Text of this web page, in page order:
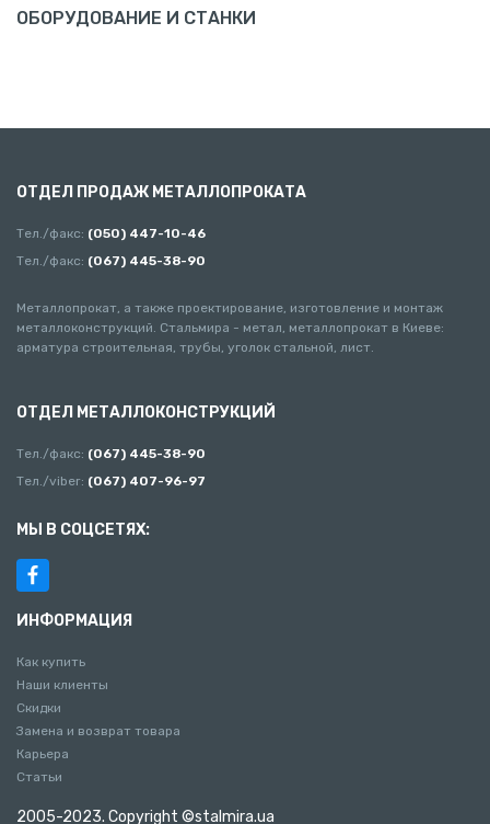
ОБОРУДОВАНИЕ И СТАНКИ
ОТДЕЛ ПРОДАЖ МЕТАЛЛОПРОКАТА
Тел./факс: (050) 447-10-46
Тел./факс: (067) 445-38-90
Металлопрокат, а также проектирование, изготовление и монтаж
металлоконструкций. Стальмира - метал, металлопрокат в Киеве:
арматура строительная, трубы, уголок стальной, лист.
ОТДЕЛ МЕТАЛЛОКОНСТРУКЦИЙ
Тел./факс: (067) 445-38-90
Тел./viber: (067) 407-96-97
МЫ В СОЦСЕТЯХ:
ИНФОРМАЦИЯ
Как купить
Наши клиенты
Скидки
Замена и возврат товара
Карьера
Статьи
2005-2023. Copyright ©stalmira.ua